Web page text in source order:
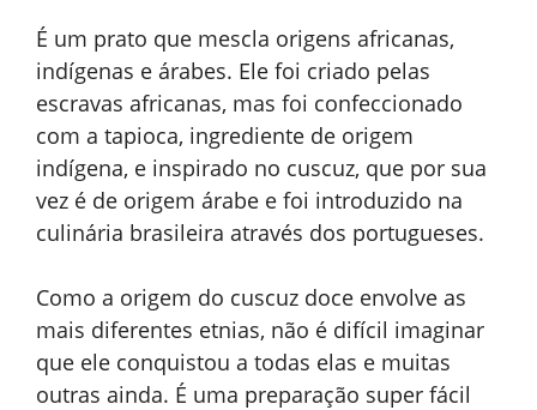
É um prato que mescla origens africanas,
indígenas e árabes. Ele foi criado pelas
escravas africanas, mas foi confeccionado
com a tapioca, ingrediente de origem
indígena, e inspirado no cuscuz, que por sua
vez é de origem árabe e foi introduzido na
culinária brasileira através dos portugueses.
Como a origem do cuscuz doce envolve as
mais diferentes etnias, não é difícil imaginar
que ele conquistou a todas elas e muitas
outras ainda. É uma preparação super fácil